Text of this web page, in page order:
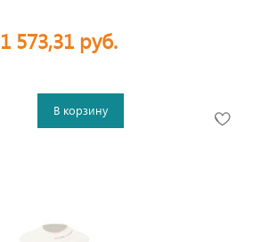
1 573,31 руб.
В корзину